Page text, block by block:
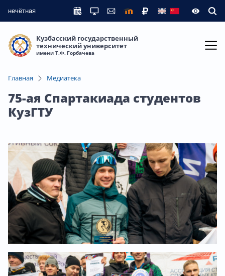
нечётная
Кузбасский государственный
технический университет
имени Т.Ф. Горбачева
Главная Медиатека
75-ая Спартакиада студентов
КузГТУ